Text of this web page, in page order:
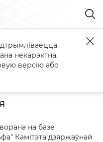
Прэзідэнта Рэспублікі
на базе
Камітэта дзяржаўнай
некарэктна,
версію або